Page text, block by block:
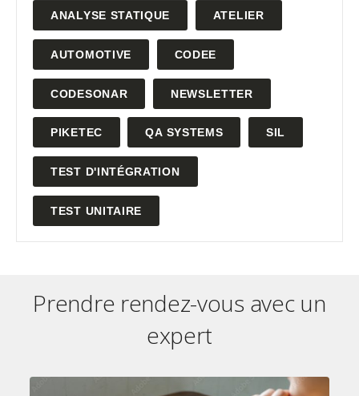
ANALYSE STATIQUE ATELIER
AUTOMOTIVE CODEE
CODESONAR NEWSLETTER
PIKETEC QA SYSTEMS SIL
TEST D'INTÉGRATION
TEST UNITAIRE
Prendre rendez-vous avec un
expert